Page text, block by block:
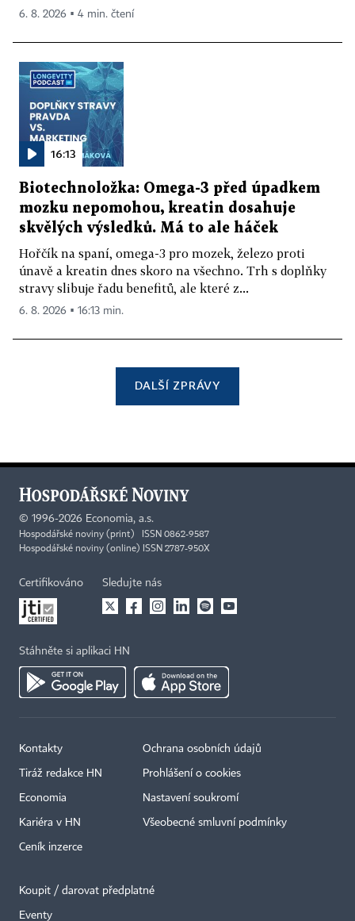
6. 8. 2026 ▪ 4 min. čtení
16:13
Biotechnoložka: Omega-3 před úpadkem
mozku nepomohou, kreatin dosahuje
skvělých výsledků. Má to ale háček
Hořčík na spaní, omega-3 pro mozek, železo proti
únavě a kreatin dnes skoro na všechno. Trh s doplňky
stravy slibuje řadu benefitů, ale které z...
6. 8. 2026 ▪ 16:13 min.
DALŠÍ ZPRÁVY
© 1996-2026 Economia, a.s.
Hospodářské noviny (print) ISSN 0862-9587
Hospodářské noviny (online) ISSN 2787-950X
Certifikováno Sledujte nás
Stáhněte si aplikaci HN
Kontakty
Tiráž redakce HN
Economia
Kariéra v HN
Ceník inzerce
Ochrana osobních údajů
Prohlášení o cookies
Nastavení soukromí
Všeobecné smluvní podmínky
Koupit / darovat předplatné
Eventy